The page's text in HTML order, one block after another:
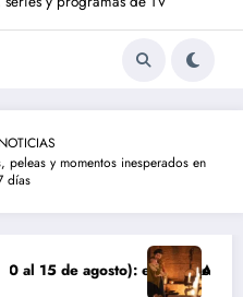
NOTICIAS
y momentos inesperados en
días
el secreto de Tasio sale a
Avance VALLE